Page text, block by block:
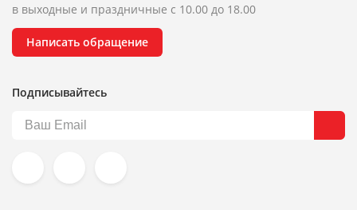
в выходные и праздничные с 10.00 до 18.00
Написать обращение
Подписывайтесь